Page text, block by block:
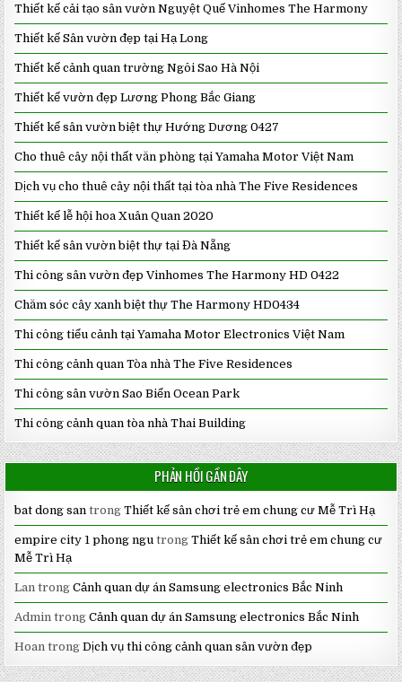
Thiết kế cải tạo sân vườn Nguyệt Quế Vinhomes The Harmony
Thiết kế Sân vườn đẹp tại Hạ Long
Thiết kế cảnh quan trường Ngôi Sao Hà Nội
Thiết kế vườn đẹp Lương Phong Bắc Giang
Thiết kế sân vườn biệt thự Hướng Dương 0427
Cho thuê cây nội thất văn phòng tại Yamaha Motor Việt Nam
Dịch vụ cho thuê cây nội thất tại tòa nhà The Five Residences
Thiết kế lễ hội hoa Xuân Quan 2020
Thiết kế sân vườn biệt thự tại Đà Nẵng
Thi công sân vườn đẹp Vinhomes The Harmony HD 0422
Chăm sóc cây xanh biệt thự The Harmony HD0434
Thi công tiểu cảnh tại Yamaha Motor Electronics Việt Nam
Thi công cảnh quan Tòa nhà The Five Residences
Thi công sân vườn Sao Biển Ocean Park
Thi công cảnh quan tòa nhà Thai Building
PHẢN HỒI GẦN ĐÂY
bat dong san trongThiết kế sân chơi trẻ em chung cư Mễ Trì Hạ
empire city 1 phong ngu trongThiết kế sân chơi trẻ em chung cư
Mễ Trì Hạ
Lan trongCảnh quan dự án Samsung electronics Bắc Ninh
Admin trongCảnh quan dự án Samsung electronics Bắc Ninh
Hoan trongDịch vụ thi công cảnh quan sân vườn đẹp